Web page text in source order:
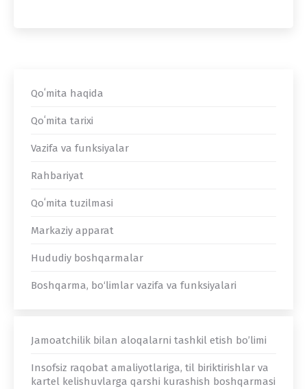
Qoʻmita haqida
Qoʻmita tarixi
Vazifa va funksiyalar
Rahbariyat
Qoʻmita tuzilmasi
Markaziy apparat
Hududiy boshqarmalar
Boshqarma, bo‘limlar vazifa va funksiyalari
Jamoatchilik bilan aloqalarni tashkil etish bo’limi
Insofsiz raqobat amaliyotlariga, til biriktirishlar va
kartel kelishuvlarga qarshi kurashish boshqarmasi